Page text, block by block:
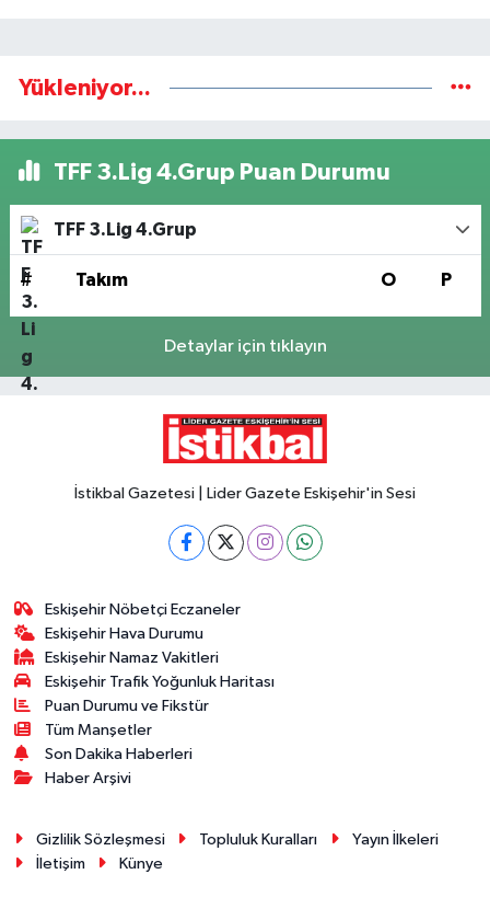
Yükleniyor...
TFF 3.Lig 4.Grup Puan Durumu
TFF 3.Lig 4.Grup
# Takım O P
Detaylar için tıklayın
İstikbal Gazetesi | Lider Gazete Eskişehir'in Sesi
Eskişehir Nöbetçi Eczaneler
Eskişehir Hava Durumu
Eskişehir Namaz Vakitleri
Eskişehir Trafik Yoğunluk Haritası
Puan Durumu ve Fikstür
Tüm Manşetler
Son Dakika Haberleri
Haber Arşivi
Gizlilik Sözleşmesi Topluluk Kuralları
Yayın İlkeleri
İletişim
Künye